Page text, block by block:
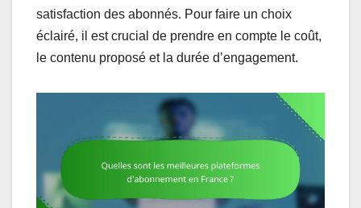
satisfaction des abonnés. Pour faire un choix
éclairé, il est crucial de prendre en compte le coût,
le contenu proposé et la durée d’engagement.